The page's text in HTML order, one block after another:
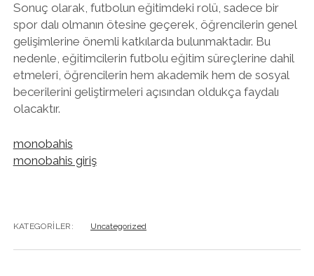
Sonuç olarak, futbolun eğitimdeki rolü, sadece bir
spor dalı olmanın ötesine geçerek, öğrencilerin genel
gelişimlerine önemli katkılarda bulunmaktadır. Bu
nedenle, eğitimcilerin futbolu eğitim süreçlerine dahil
etmeleri, öğrencilerin hem akademik hem de sosyal
becerilerini geliştirmeleri açısından oldukça faydalı
olacaktır.
monobahis
monobahis giriş
KATEGORILER: Uncategorized